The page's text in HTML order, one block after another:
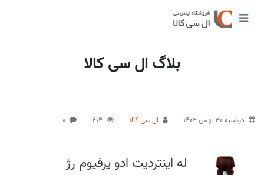
بلاگ ال سی کالا
دوشنبه 30 بهمن 1402 ال سی کالا 414
0
له اینتردیت ادو پرفیوم رژ